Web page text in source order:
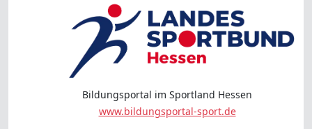
Bildungsportal im Sportland Hessen
www.bildungsportal-sport.de